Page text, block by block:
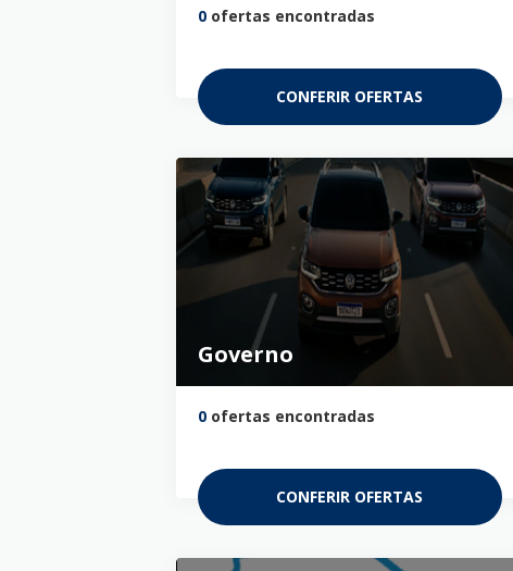
0 ofertas encontradas
CONFERIR OFERTAS
Governo
0 ofertas encontradas
CONFERIR OFERTAS